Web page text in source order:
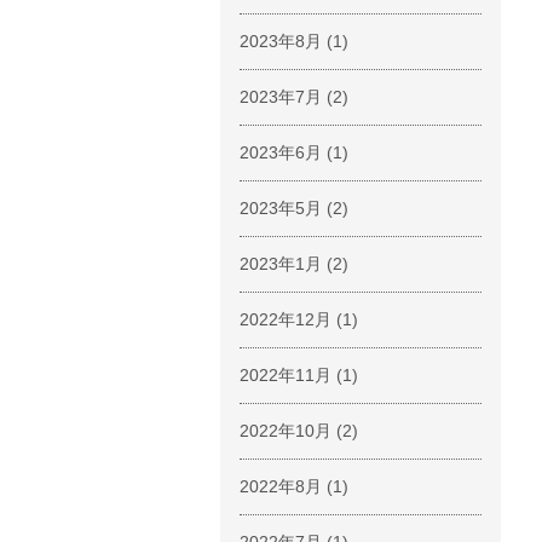
2023年8月 (1)
2023年7月 (2)
2023年6月 (1)
2023年5月 (2)
2023年1月 (2)
2022年12月 (1)
2022年11月 (1)
2022年10月 (2)
2022年8月 (1)